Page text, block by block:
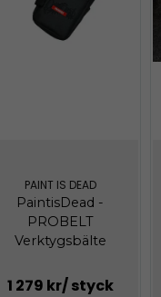
PAINT IS DEAD
PaintisDead -
PROBELT
Verktygsbälte
1 279 kr/ styck